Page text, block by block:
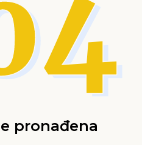
pronađena